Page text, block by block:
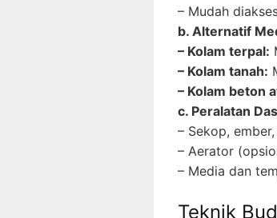
– Mudah
b. Alternatif
– Kolam terpal:
– Kolam tanah:
– Kolam beton
c. Peralatan
– Sekop,
– Aerator
– Media dan
Teknik